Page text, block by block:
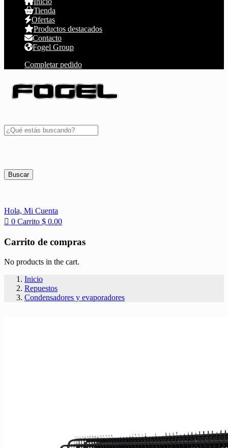
Tienda
Ofertas
Productos destacados
Contacto
Fogel Group
Completar pedido
Buscar
Hola, Mi Cuenta
0 Carrito $ 0.00
Carrito de compras
No products in the cart.
Inicio
Repuestos
Condensadores y evaporadores